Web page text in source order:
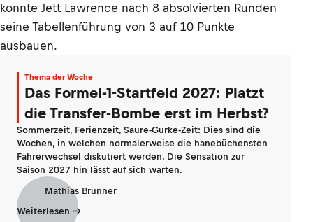
konnte Jett Lawrence nach 8 absolvierten Runden
seine Tabellenführung von 3 auf 10 Punkte
ausbauen.
Thema der Woche
Das Formel-1-Startfeld 2027: Platzt
die Transfer-Bombe erst im Herbst?
Sommerzeit, Ferienzeit, Saure-Gurke-Zeit: Dies sind die
Wochen, in welchen normalerweise die hanebüchensten
Fahrerwechsel diskutiert werden. Die Sensation zur
Saison 2027 hin lässt auf sich warten.
Mathias Brunner
Weiterlesen